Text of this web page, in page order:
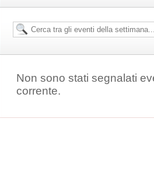
Non sono stati segnalati
corrente.